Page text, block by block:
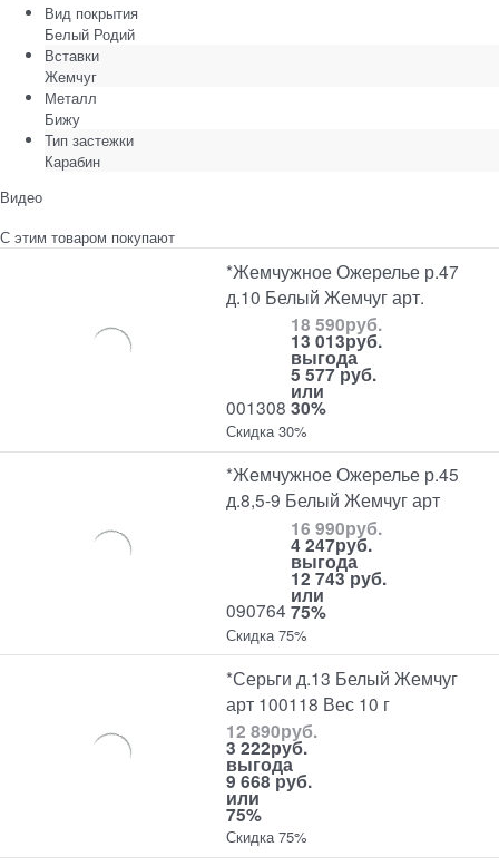
Вид покрытия
Белый Родий
Вставки
Жемчуг
Металл
Бижу
Тип застежки
Карабин
Видео
С этим товаром покупают
*Жемчужное Ожерелье р.47
д.10 Белый Жемчуг арт.
001308
18 590руб.
13 013руб.
выгода
5 577 руб.
или
30%
Скидка 30%
*Жемчужное Ожерелье р.45
д.8,5-9 Белый Жемчуг арт
090764
16 990руб.
4 247руб.
выгода
12 743 руб.
или
75%
Скидка 75%
*Серьги д.13 Белый Жемчуг
арт 100118 Вес 10 г
12 890руб.
3 222руб.
выгода
9 668 руб.
или
75%
Скидка 75%